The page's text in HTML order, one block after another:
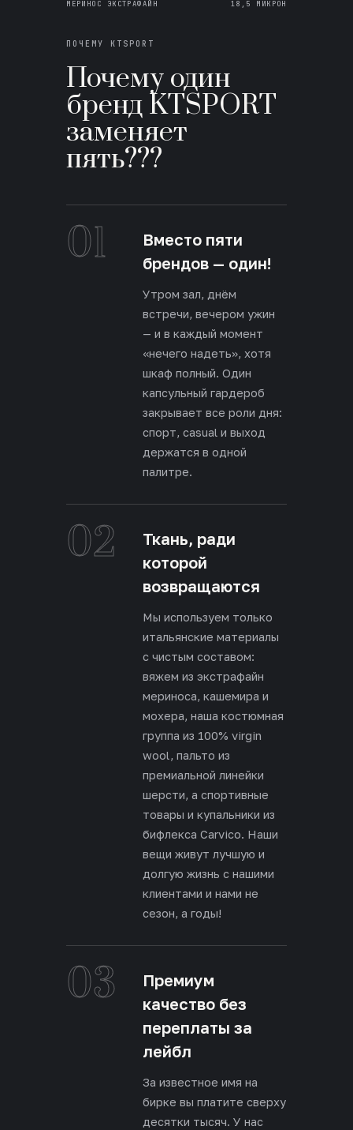
МЕРИНОС ЭКСТРАФАЙН 18,5 МИКРОН
ПОЧЕМУ KTSPORT
Почему один
бренд KTSPORT
заменяет
пять???
01
Вместо пяти
брендов — один!
Утром зал, днём
встречи, вечером ужин
— и в каждый момент
«нечего надеть», хотя
шкаф полный. Один
капсульный гардероб
закрывает все роли дня:
спорт, casual и выход
держатся в одной
палитре.
02
Ткань, ради
которой
возвращаются
Мы используем только
итальянские материалы
с чистым составом:
вяжем из экстрафайн
мериноса, кашемира и
мохера, наша костюмная
группа из 100% virgin
wool, пальто из
премиальной линейки
шерсти, а спортивные
товары и купальники из
бифлекса Carvico. Наши
вещи живут лучшую и
долгую жизнь с нашими
клиентами и нами не
сезон, а годы!
03
Премиум
качество без
переплаты за
лейбл
За известное имя на
бирке вы платите сверху
десятки тысяч. У нас